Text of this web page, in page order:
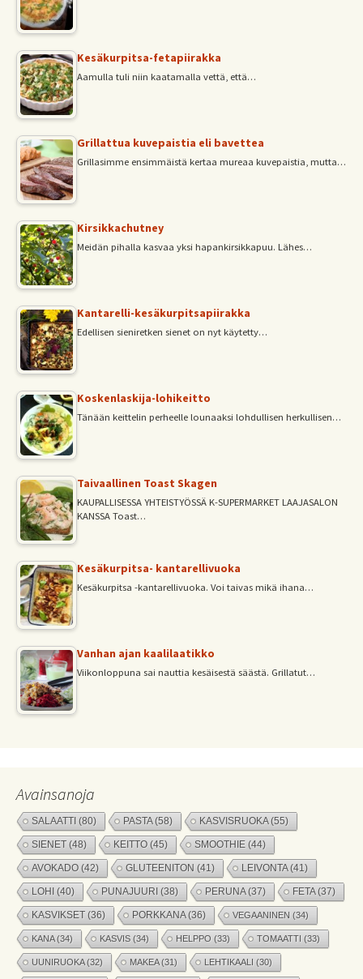
Kesäkurpitsa-fetapiirakka
Aamulla tuli niin kaatamalla vettä, että…
Grillattua kuvepaistia eli bavettea
Grillasimme ensimmäistä kertaa mureaa kuvepaistia, mutta…
Kirsikkachutney
Meidän pihalla kasvaa yksi hapankirsikkapuu. Lähes…
Kantarelli-kesäkurpitsapiirakka
Edellisen sieniretken sienet on nyt käytetty…
Koskenlaskija-lohikeitto
Tänään keittelin perheelle lounaaksi lohdullisen herkullisen…
Taivaallinen Toast Skagen
KAUPALLISESSA YHTEISTYÖSSÄ K-SUPERMARKET LAAJASALON
KANSSA Toast…
Kesäkurpitsa- kantarellivuoka
Kesäkurpitsa -kantarellivuoka. Voi taivas mikä ihana…
Vanhan ajan kaalilaatikko
Viikonloppuna sai nauttia kesäisestä säästä. Grillatut…
Avainsanoja
SALAATTI (80) PASTA(58) KASVISRUOKA(55)
SIENET (48) KEITTO (45) SMOOTHIE (44)
AVOKADO (42) GLUTEENITON (41) LEIVONTA(41)
LOHI (40) PUNAJUURI (38) PERUNA(37) FETA(37)
KASVIKSET (36) PORKKANA(36) VEGAANINEN (34)
KANA(34) KASVIS (34) HELPPO (33) TOMAATTI (33)
UUNIRUOKA(32) MAKEA(31) LEHTIKAALI (30)